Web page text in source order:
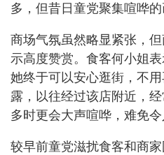
多，但昔日童党聚集喧哗的
商场气氛虽然略显紧张，
示高度赞赏。食客何小姐
她终于可以安心逛街，不
露，以往经过该店附近，
多时更会大声喧哗，难免令
较早前童党滋扰食客和商家